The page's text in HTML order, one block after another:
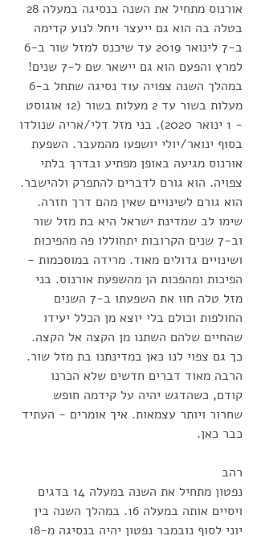
בטלה בה הוא גם ייעצר ויחל לנוע קדימה
למרץ והפעם הוא גם יישאר שם ל-7 שנים!
מעלות בשור עד 2 מעלות בשור (12 אוגוסט
- 1 ינואר 2020). בני מזל דלי/אריה שנולדו
בסוף ינואר/יולי יושפעו מהמעבר. השפעת
אורנוס מגיעה באופן מפתיע ובדרך בלתי
צפויה. הוא גורם לדברים להתפרק ולהישבר.
הוא גורם לשינויים שאין מהם דרך חזרה.
שימו לב שמדינת ישראל היא בת מזל שור
וב-7 שנים הקרובות יתחוללו פה מהפיכות
ושינויים גדולים מאוד. מרידה במוסכמות -
הפיכות ומהפכות הן מהשפעת אורנוס. בני
מזל טלה חוו את השפעתו ב-7 השנים
החולפות וכולם בלי יוצא מן הכלל יעידו
שהחיים שלהם השתנו מן הקצה אל הקצה.
כך גם צפוי לנו כאן במדינתנו בת מזל שור.
הרבה מאוד דברים חדשים שלא הכרנו
קודם, כשהדגש יהיה על קידמה חופש
שחרור ויותר עצמאות. איך אומרים - העתיד
כבר כאן.
רהב
נפטון מתחיל את השנה במעלה 14 בדגים
ויסיים אותה במעלה 16. במהלך השנה בין